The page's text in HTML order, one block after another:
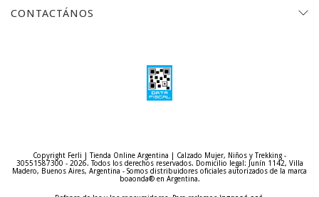
CONTACTÁNOS
Copyright Ferli | Tienda Online Argentina | Calzado Mujer, Niños y Trekking -
30551587300 - 2026. Todos los derechos reservados.